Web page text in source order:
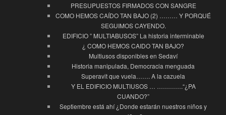
PRESUPUESTOS FIRMADOS CON SANGRE
COMO HEMOS CAÍDO TAN BAJO (2) ……… Y PORQUÉ
SEGUIMOS CAYENDO.
EDIFICIO ” MULTIABUSOS” La historia interminable
¿ COMO HEMOS CAIDO TAN BAJO?
Multiusos disponibles en Sedaví
Historia manipulada, Democracia menguada
Superavit que vuela……. A la cazuela
Y EL EDIFICIO MULTIUSOS … ………….“¿PA
CUANDO?”
Septiembre está ahí ¿Donde estarán nuestros niños y